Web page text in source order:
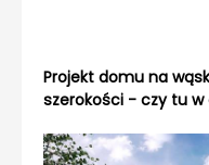
Projekt domu na
szerokości - czy tu